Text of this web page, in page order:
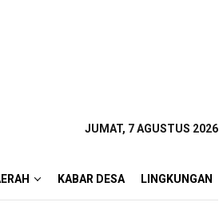
JUMAT, 7 AGUSTUS 2026
KABAR DESA LINGKUNGAN